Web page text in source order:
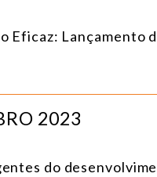
Eficaz: Lançamento
2023
do